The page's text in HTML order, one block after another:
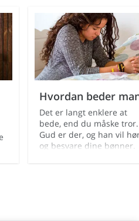
Hvordan beder
Det er langt enklere at
bede, end du måske tror.
Gud er der, og han vil
og besvare dine bønner.